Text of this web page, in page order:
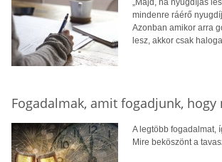
„Majd, ha nyugdíjas
mindenre ráérő
Azonban amikor arra
lesz, akkor csak
Fogadalmak, amit fogadjunk,
A legtöbb fogadalmat,
Mire beköszönt a